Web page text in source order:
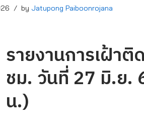
by Jatupong Paiboonrojana
รายงานการเฝ้า
ชม. วันที่ 27 มิ.ย.
น.)